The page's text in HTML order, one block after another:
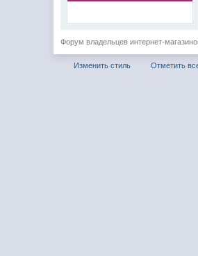
Форум владельцев интернет-
Изменить стиль Отметить